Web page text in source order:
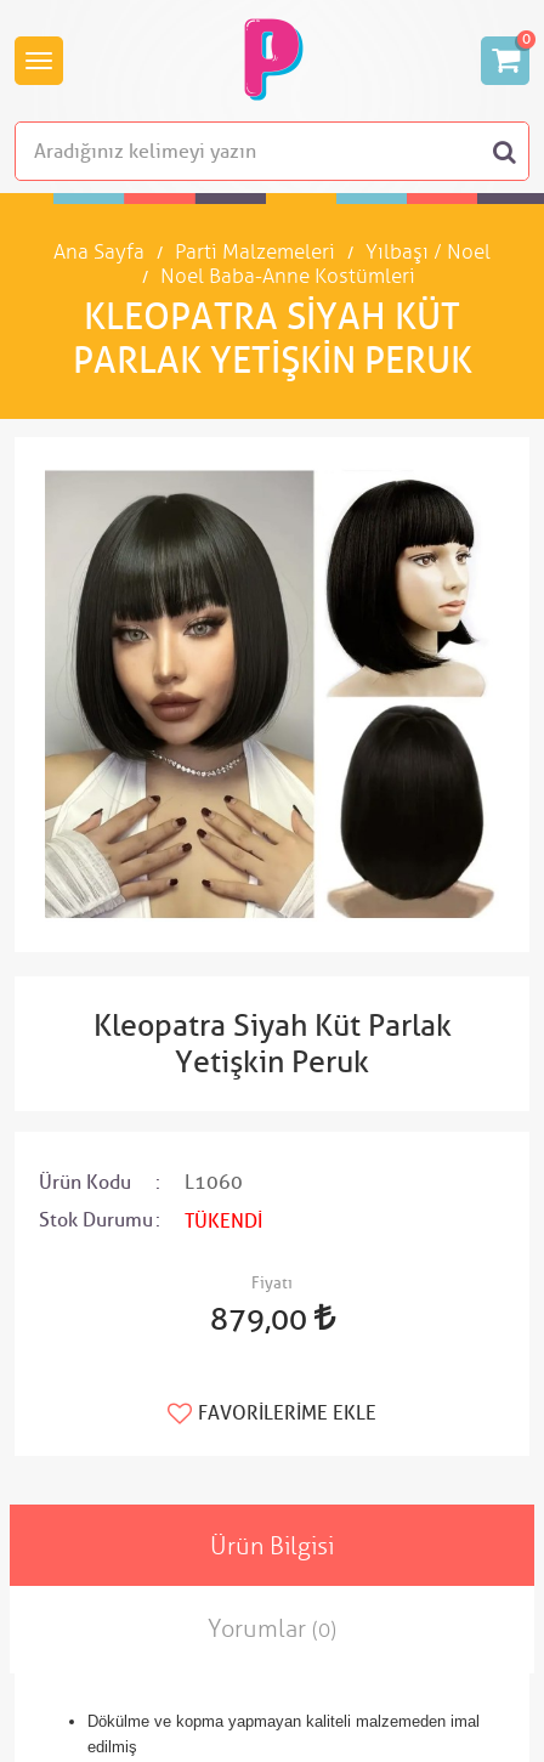
0
Ana Sayfa Parti Malzemeleri
Yılbaşı / Noel
Noel Baba-Anne Kostümleri
KLEOPATRA SIYAH KÜT
PARLAK YETIŞKIN PERUK
Kleopatra Siyah Küt Parlak
Yetişkin Peruk
Ürün Kodu
L1060
Stok Durumu
TÜKENDİ
Fiyatı
879,00
FAVORILERIME EKLE
Ürün Bilgisi
Yorumlar (0)
Dökülme ve kopma yapmayan kaliteli malzemeden imal
edilmiş